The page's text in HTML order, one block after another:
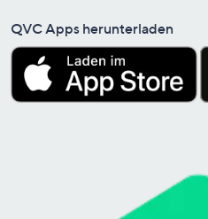
QVC Apps herunterladen